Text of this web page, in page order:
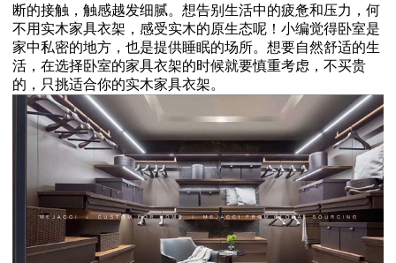
断的接触，触感越发细腻。想告别生活中的疲惫和压力，何
不用实木家具衣架，感受实木的原生态呢！小编觉得卧室是
家中私密的地方，也是提供睡眠的场所。想要自然舒适的生
活，在选择卧室的家具衣架的时候就要慎重考虑，不买贵
的，只挑适合你的实木家具衣架。